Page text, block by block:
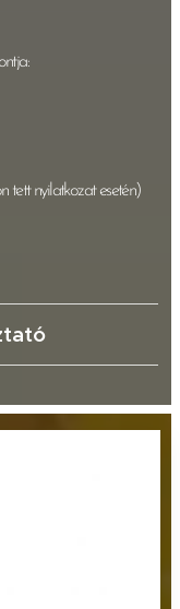
tett nyilatkozat esetén)
Torbágy utca 16/